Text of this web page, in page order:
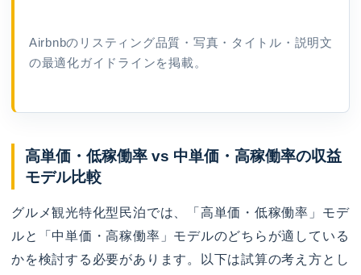
Airbnbのリスティング品質・写真・タイトル・説明文
の最適化ガイドラインを掲載。
高単価・低稼働率 vs 中単価・高稼働率の収益
モデル比較
グルメ観光特化型民泊では、「高単価・低稼働率」モデ
ルと「中単価・高稼働率」モデルのどちらが適している
かを検討する必要があります。以下は試算の考え方とし